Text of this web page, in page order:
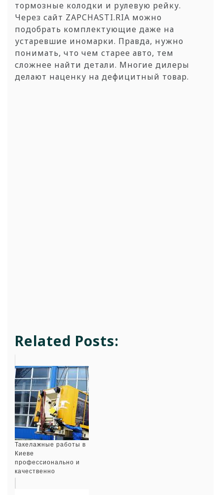
тормозные колодки и рулевую рейку.
Через сайт ZAPCHASTI.RIA можно
подобрать комплектующие даже на
устаревшие иномарки. Правда, нужно
понимать, что чем старее авто, тем
сложнее найти детали. Многие дилеры
делают наценку на дефицитный товар.
Related Posts:
Такелажные работы в
Киеве
профессионально и
качественно